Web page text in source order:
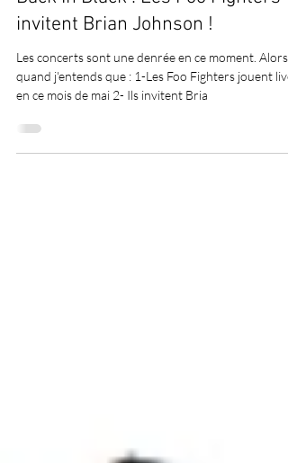
Benoit Douziech
11 mai 2021
Back In Black : Les Foo Fighters
invitent Brian Johnson !
Les concerts sont une denrée en ce moment. Alors